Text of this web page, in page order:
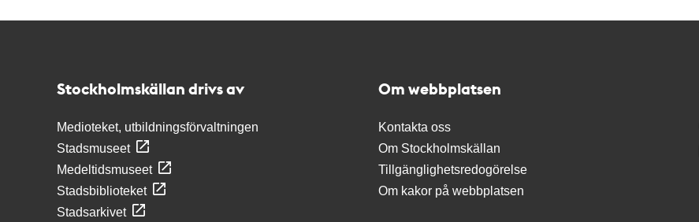
Stockholmskällan drivs av
Medioteket, utbildningsförvaltningen
Stadsmuseet
Medeltidsmuseet
Stadsbiblioteket
Stadsarkivet
Om webbplatsen
Kontakta oss
Om Stockholmskällan
Tillgänglighetsredogörelse
Om kakor på webbplatsen